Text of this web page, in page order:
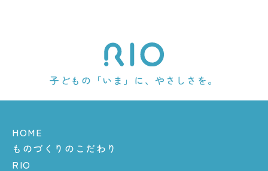
子どもの「いま」に、やさしさを。
HOME
ものづくりのこだわり
RIO